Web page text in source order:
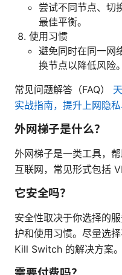
尝试不同节点、切
最佳平衡。
使用习惯
避免同时在同一网
换节点以降低风险。
常见问题解答（FAQ）
实战指南，提升上网隐
外网梯子是什么？
外网梯子是一类工具，
互联网，常见形式包括
它安全吗？
安全性取决于你选择的
护和使用习惯。尽量选
Kill Switch 的解决方案。